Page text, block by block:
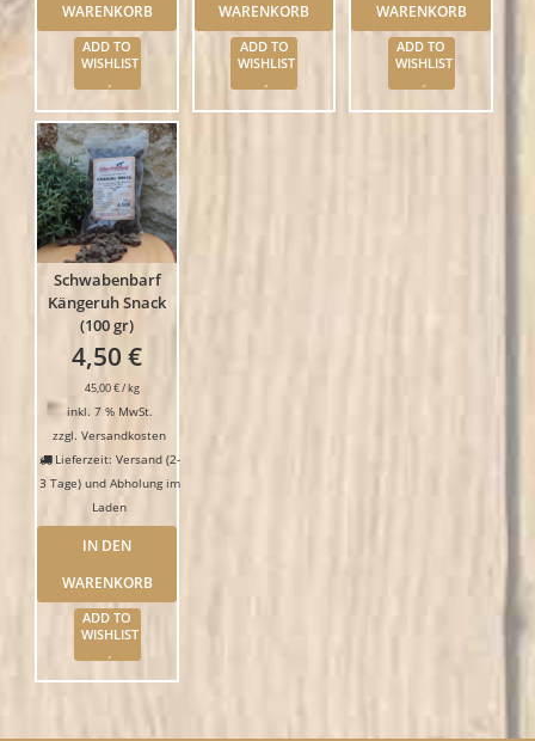
WARENKORB
ADD TO
WISHLIST
WARENKORB
ADD TO
WISHLIST
WARENKORB
ADD TO
WISHLIST
Schwabenbarf
Kängeruh Snack
(100 gr)
4,50€
45,00€/kg
inkl. 7 % MwSt.
zzgl.Versandkosten
Lieferzeit: Versand (2-
3 Tage) und Abholung im
Laden
IN DEN
WARENKORB
ADD TO
WISHLIST